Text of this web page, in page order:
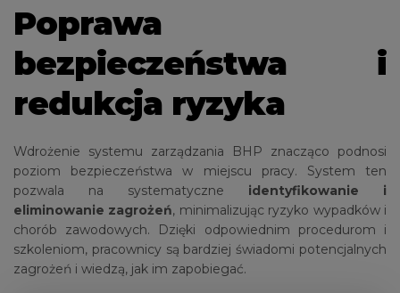
Poprawa
bezpieczeństwa i
redukcja ryzyka
Wdrożenie systemu zarządzania BHP znacząco podnosi
poziom bezpieczeństwa w miejscu pracy. System ten
pozwala na systematyczne identyfikowanie i
eliminowanie zagrożeń, minimalizując ryzyko wypadków i
chorób zawodowych. Dzięki odpowiednim procedurom i
szkoleniom, pracownicy są bardziej świadomi potencjalnych
zagrożeń i wiedzą, jak im zapobiegać.